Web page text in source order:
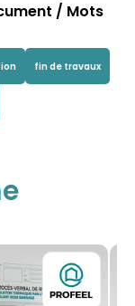
/ Mots
fin de travaux